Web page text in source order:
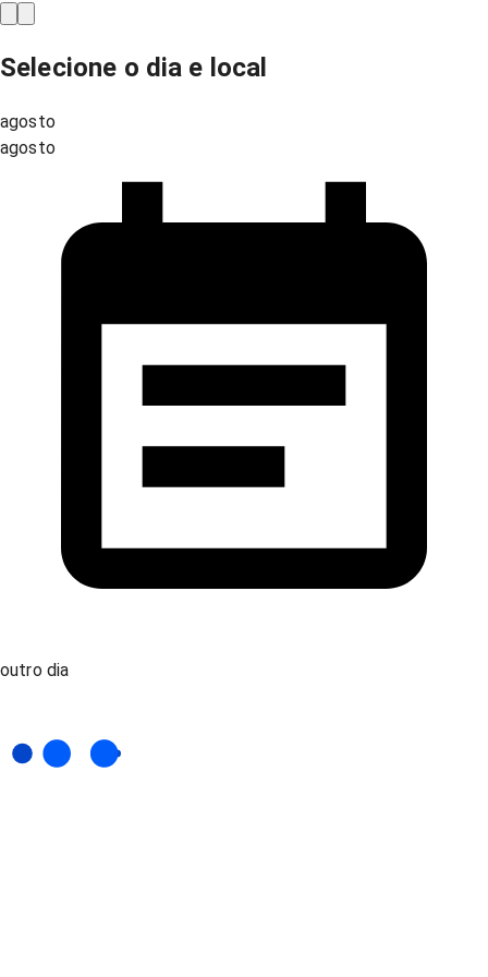
Selecione o dia e local
agosto
agosto
outro dia